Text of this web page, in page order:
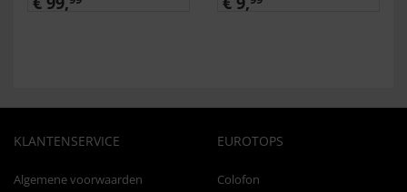
KLANTENSERVICE
Algemene voorwaarden
EUROTOPS
Colofon